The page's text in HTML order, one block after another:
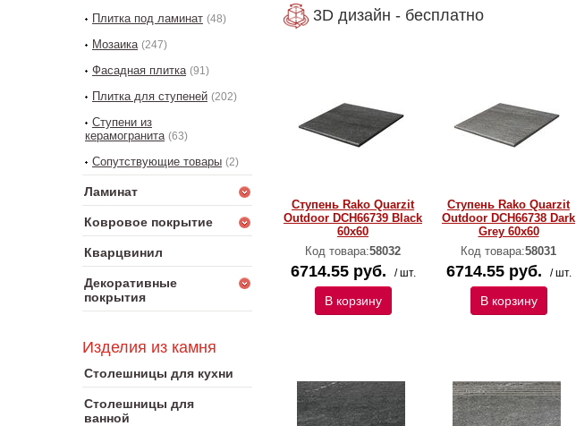
Плитка под ламинат (48)
Мозаика (247)
Фасадная плитка (91)
Плитка для ступеней (202)
Ступени из
керамогранита (63)
Сопутствующие товары (2)
Ламинат
Ковровое покрытие
Кварцвинил
Декоративные
покрытия
Изделия из камня
Столешницы для кухни
Столешницы для
ванной
3D дизайн - бесплатно
Ступень Rako Quarzit
Outdoor DCH66739 Black
60x60
Код товара:58032
6714.55 руб. / шт.
В корзину
Ступень Rako Quarzit
Outdoor DCH66738 Dark
Grey 60x60
Код товара:58031
6714.55 руб. / шт.
В корзину